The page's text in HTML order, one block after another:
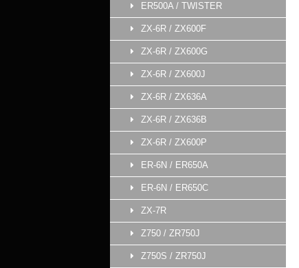
ER500A / TWISTER
ZX-6R / ZX600F
ZX-6R / ZX600G
ZX-6R / ZX600J
ZX-6R / ZX636A
ZX-6R / ZX636B
ZX-6R / ZX600P
ER-6N / ER650A
ER-6N / ER650C
ZX-7R
Z750 / ZR750J
Z750S / ZR750J